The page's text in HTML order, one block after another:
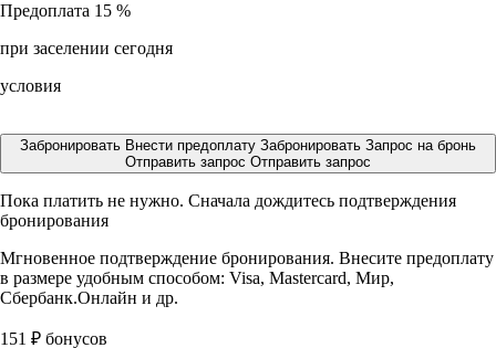
Предоплата 15 %
при заселении сегодня
условия
Забронировать Внести предоплату Забронировать Запрос на бронь
Отправить запрос Отправить запрос
Пока платить не нужно. Сначала дождитесь подтверждения
бронирования
Мгновенное подтверждение бронирования. Внесите предоплату
в размере удобным способом: Visa, Mastercard, Мир,
Сбербанк.Онлайн и др.
151 ₽ бонусов